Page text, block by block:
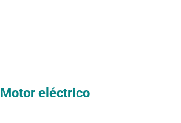
Motor eléctrico